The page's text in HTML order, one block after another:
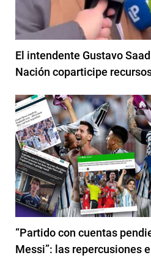
El intendente Gustavo
Nación coparticipe
“Partido con cuentas
Messi”: las repercusiones